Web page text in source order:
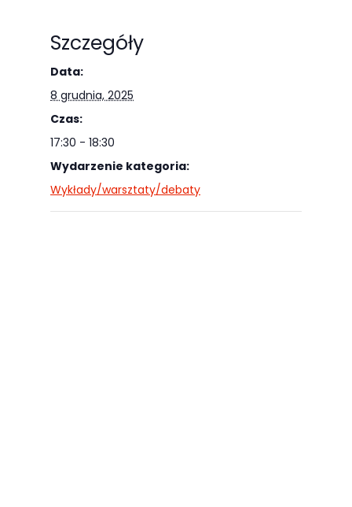
Szczegóły
Data:
8 grudnia, 2025
Czas:
17:30 - 18:30
Wydarzenie kategoria:
Wykłady/warsztaty/debaty